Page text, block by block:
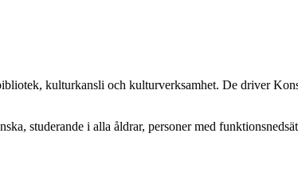
kulturkansli och kulturverksamhet. De driver
studerande i alla åldrar, personer med